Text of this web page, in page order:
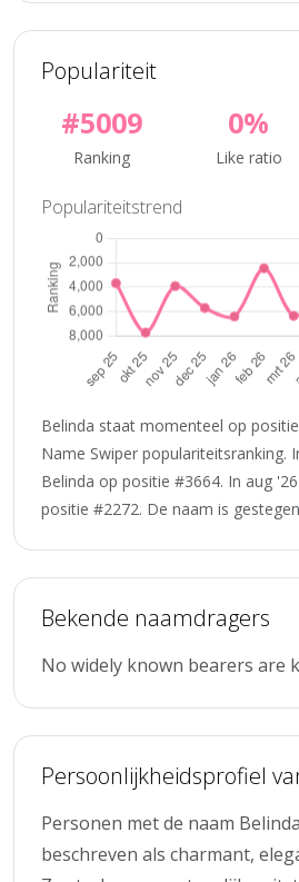
Populariteit
#5009
Ranking
0%
Like ratio
Populariteitstrend
Belinda staat momenteel op
Name Swiper populariteitsranking.
Belinda op positie #3664. In aug
positie #2272. De naam is
Bekende naamdragers
No widely known bearers are
Persoonlijkheidsprofiel
Personen met de naam
beschreven als charmant,